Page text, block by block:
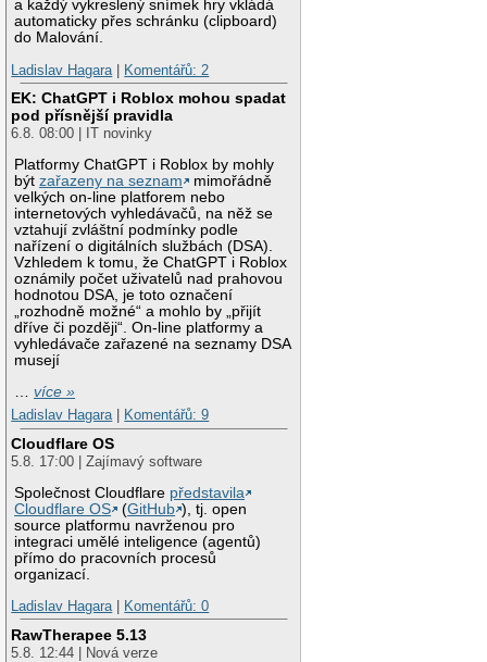
a každý vykreslený snímek hry vkládá
automaticky přes schránku (clipboard)
do Malování.
Ladislav Hagara
Komentářů: 2
EK: ChatGPT i Roblox mohou spadat
pod přísnější pravidla
6.8. 08:00 | IT novinky
Platformy ChatGPT i Roblox by mohly
býtzařazeny na seznam
mimořádně
velkých on-line platforem nebo
internetových vyhledávačů, na něž se
vztahují zvláštní podmínky podle
nařízení o digitálních službách (DSA).
Vzhledem k tomu, že ChatGPT i Roblox
oznámily počet uživatelů nad prahovou
hodnotou DSA, je toto označení
„rozhodně možné“ a mohlo by „přijít
dříve či později“. On-line platformy a
vyhledávače zařazené na seznamy DSA
musejí
…více »
Ladislav Hagara| Komentářů: 9
Cloudflare OS
5.8. 17:00 | Zajímavý software
Společnost Cloudflare představila
Cloudflare OS
(GitHub ), tj. open
source platformu navrženou pro
integraci umělé inteligence (agentů)
přímo do pracovních procesů
organizací.
Ladislav Hagara| Komentářů: 0
RawTherapee 5.13
5.8. 12:44 | Nová verze